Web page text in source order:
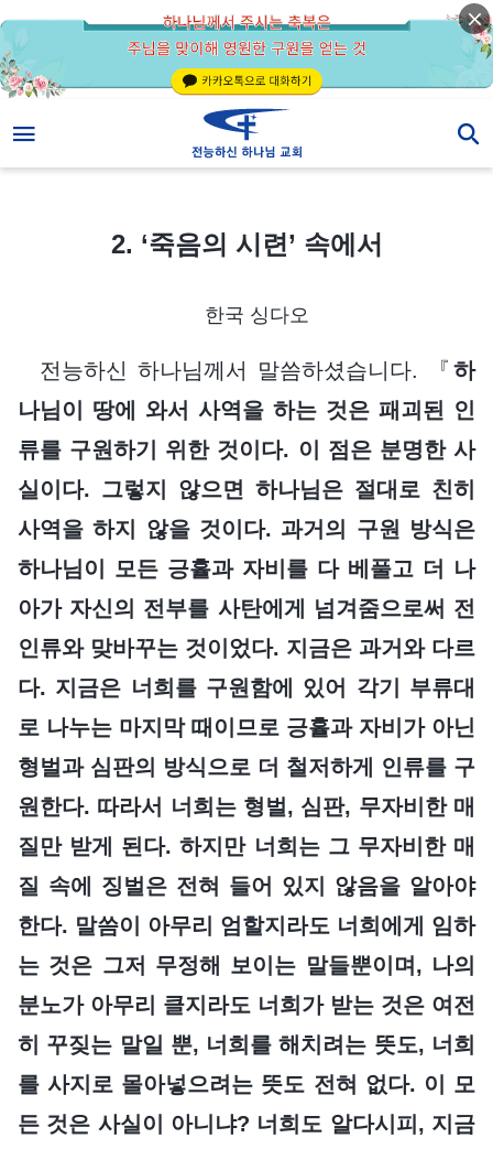
2. ‘죽음의 시련’ 속에서
한국 싱다오
전능하신 하나님께서 말씀하셨습니다. 『 하
나님이 땅에 와서 사역을 하는 것은 패괴된 인
류를 구원하기 위한 것이다. 이 점은 분명한 사
실이다. 그렇지 않으면 하나님은 절대로 친히
사역을 하지 않을 것이다. 과거의 구원 방식은
하나님이 모든 긍휼과 자비를 다 베풀고 더 나
아가 자신의 전부를 사탄에게 넘겨줌으로써 전
인류와 맞바꾸는 것이었다. 지금은 과거와 다르
다. 지금은 너희를 구원함에 있어 각기 부류대
로 나누는 마지막 때이므로 긍휼과 자비가 아닌
형벌과 심판의 방식으로 더 철저하게 인류를 구
원한다. 따라서 너희는 형벌, 심판, 무자비한 매
질만 받게 된다. 하지만 너희는 그 무자비한 매
질 속에 징벌은 전혀 들어 있지 않음을 알아야
한다. 말씀이 아무리 엄할지라도 너희에게 임하
는 것은 그저 무정해 보이는 말들뿐이며, 나의
분노가 아무리 클지라도 너희가 받는 것은 여전
히 꾸짖는 말일 뿐, 너희를 해치려는 뜻도, 너희
를 사지로 몰아넣으려는 뜻도 전혀 없다. 이 모
든 것은 사실이 아니냐? 너희도 알다시피, 지금